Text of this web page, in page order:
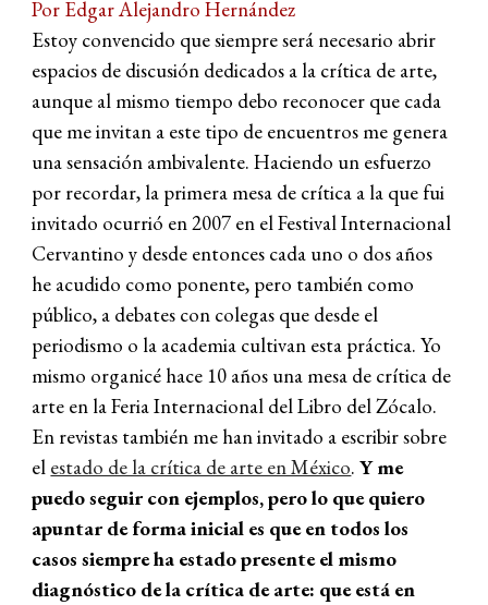
Por Edgar Alejandro Hernández
Estoy convencido que siempre será necesario abrir
espacios de discusión dedicados a la crítica de arte,
aunque al mismo tiempo debo reconocer que cada
que me invitan a este tipo de encuentros me genera
una sensación ambivalente. Haciendo un esfuerzo
por recordar, la primera mesa de crítica a la que fui
invitado ocurrió en 2007 en el Festival Internacional
Cervantino y desde entonces cada uno o dos años
he acudido como ponente, pero también como
público, a debates con colegas que desde el
periodismo o la academia cultivan esta práctica. Yo
mismo organicé hace 10 años una mesa de crítica de
arte en la Feria Internacional del Libro del Zócalo.
En revistas también me han invitado a escribir sobre
el estado de la crítica de arte en México.Y me
puedo seguir con ejemplos, pero lo que quiero
apuntar de forma inicial es que en todos los
casos siempre ha estado presente el mismo
diagnóstico de la crítica de arte: que está en